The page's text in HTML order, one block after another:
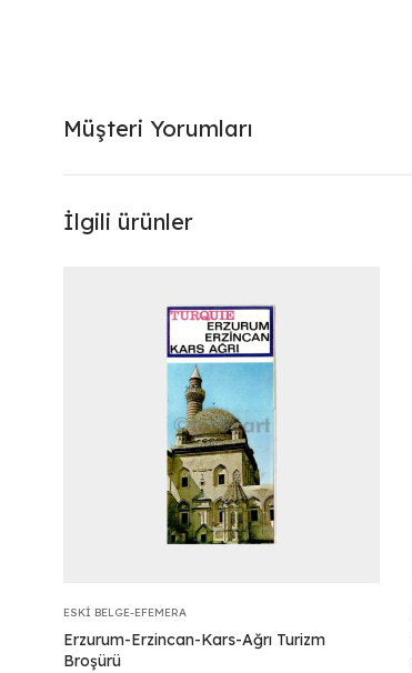
Müşteri Yorumları
İlgili ürünler
ESKI BELGE-EFEMERA
Erzurum-Erzincan-Kars-Ağrı Turizm
Broşürü